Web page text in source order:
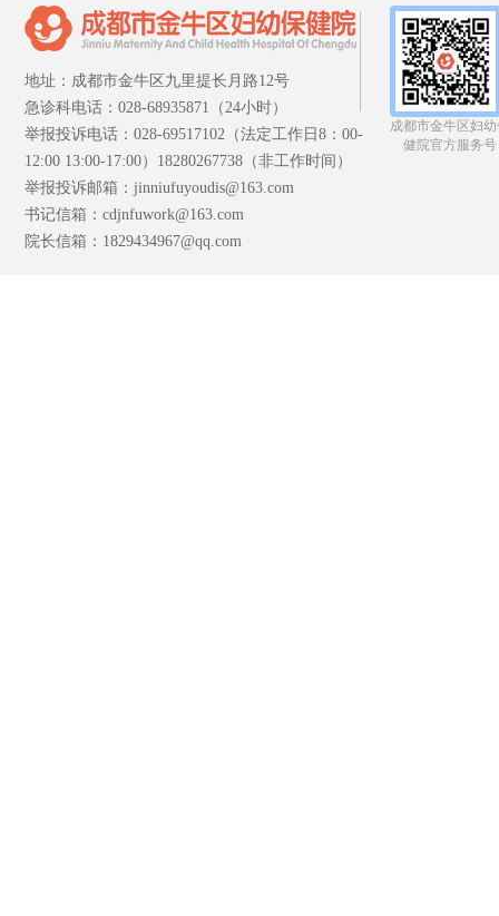
地址：成都市金牛区九里提长月路12号
急诊科电话：028-68935871（24小时）
举报投诉电话：028-69517102（法定工作日8：00-
12:00 13:00-17:00）18280267738（非工作时间）
举报投诉邮箱：jinniufuyoudis@163.com
书记信箱：cdjnfuwork@163.com
院长信箱：1829434967@qq.com
成都市金牛区妇
健院官方服务号